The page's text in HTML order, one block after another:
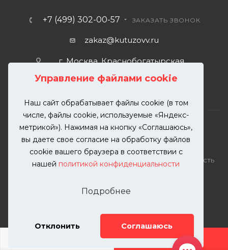
Управление файлами cookie
Наш сайт обрабатывает файлы cookie (в том
числе, файлы cookie, используемые «Яндекс-
метрикой»). Нажимая на кнопку «Соглашаюсь»,
вы даете свое согласие на обработку файлов
cookie вашего браузера в соответствии с
нашей политикой конфиденциальности
Подробнее
Отклонить Соглашаюсь
ДОБАВИТЬ УСЛУГУ
+7 (499) 302-00-57 ЗАКАЗАТЬ ЗВОНОК
zakaz@kutuzovv.ru
г. Москва, Краснобогатырская
2026 © KUTUZOVV | Кузовной ремонт и покраска
автомобилей. Вся информация на сайте – собственность
разрешения запрещена. Все права защищены.
Телефон: 8(499)-302-00-57